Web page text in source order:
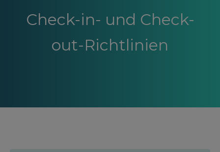
Check-in- und Check-
out-Richtlinien